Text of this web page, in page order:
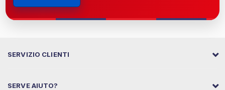
SERVIZIO CLIENTI
SERVE AIUTO?